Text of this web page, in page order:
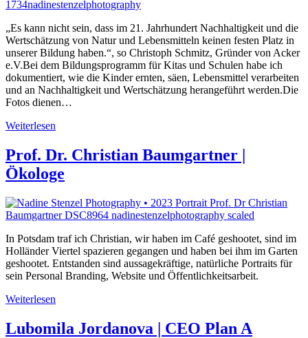
„Es kann nicht sein, dass im 21. Jahrhundert Nachhaltigkeit und die
Wertschätzung von Natur und Lebensmitteln keinen festen Platz in
unserer Bildung haben.“, so Christoph Schmitz, Gründer von Acker
e.V.Bei dem Bildungsprogramm für Kitas und Schulen habe ich
dokumentiert, wie die Kinder ernten, säen, Lebensmittel verarbeiten
und an Nachhaltigkeit und Wertschätzung herangeführt werden.Die
Fotos dienen…
Weiterlesen
Prof. Dr. Christian Baumgartner |
Ökologe
In Potsdam traf ich Christian, wir haben im Café geshootet, sind im
Holländer Viertel spazieren gegangen und haben bei ihm im Garten
geshootet. Entstanden sind aussagekräftige, natürliche Portraits für
sein Personal Branding, Website und Öffentlichkeitsarbeit.
Weiterlesen
Lubomila Jordanova | CEO Plan A